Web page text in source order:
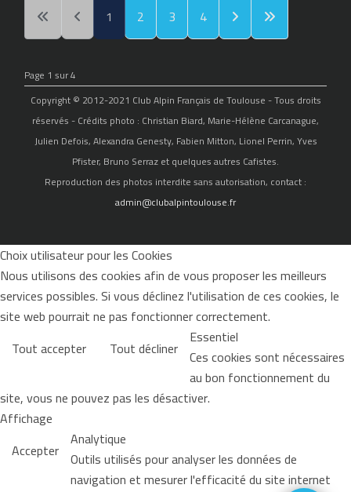
1 2 3 4
Page 1 sur 4
Copyright © 2012-2021 Club Alpin Français de Toulouse - Tous droits
réservés - Crédits photo : Christian Biard, Marie-Hélène Carcanague,
Julien Defois, Alexandra Genesty, Fabien Mitton, Lionel Perrin, Yves
Pfister, Bruno Serraz et quelques autres Cafistes.
Reproduction des photos interdite sans autorisation, contact :
admin@clubalpintoulouse.fr
Choix utilisateur pour les Cookies
Nous utilisons des cookies afin de vous proposer les meilleurs
services possibles. Si vous déclinez l'utilisation de ces cookies, le
site web pourrait ne pas fonctionner correctement.
Tout accepter
Tout décliner Essentiel
Ces cookies sont nécessaires
au bon fonctionnement du
site, vous ne pouvez pas les désactiver.
Affichage
Accepter Analytique
Outils utilisés pour analyser les données de
navigation et mesurer l'efficacité du site internet